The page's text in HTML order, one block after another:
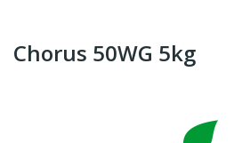
Chorus 50WG 5kg